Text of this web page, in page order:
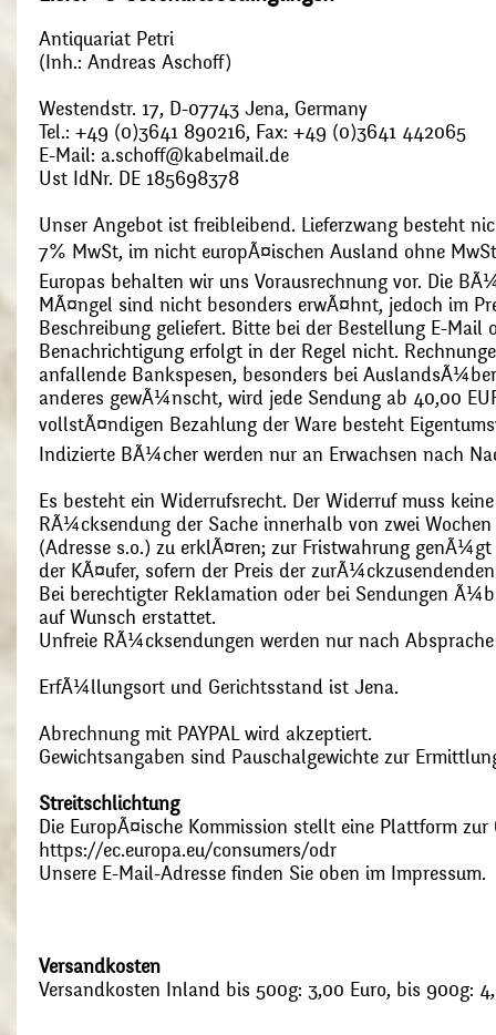
Antiquariat Petri
(Inh.: Andreas Aschoff)
Westendstr. 17, D-07743 Jena, Germany
Tel.: +49 (0)3641 890216, Fax: +49 (0)3641 442065
E-Mail: a.schoff@kabelmail.de
Ust IdNr. DE 185698378
Unser Angebot ist freibleibend. Lieferzwang besteht
7% MwSt, im nicht europÃ¤ischen Ausland ohne
Europas behalten wir uns Vorausrechnung vor. Die
MÃ¤ngel sind nicht besonders erwÃ¤hnt, jedoch im
Beschreibung geliefert. Bitte bei der Bestellung E-Mail
Benachrichtigung erfolgt in der Regel nicht.
anfallende Bankspesen, besonders bei
anderes gewÃ¼nscht, wird jede Sendung ab 40,00
vollstÃ¤ndigen Bezahlung der Ware besteht
Indizierte BÃ¼cher werden nur an Erwachsen nach
Es besteht ein Widerrufsrecht. Der Widerruf muss
RÃ¼cksendung der Sache innerhalb von zwei
(Adresse s.o.) zu erklÃ¤ren; zur Fristwahrung
der KÃ¤ufer, sofern der Preis der
Bei berechtigter Reklamation oder bei Sendungen
auf Wunsch erstattet.
Unfreie RÃ¼cksendungen werden nur nach
ErfÃ¼llungsort und Gerichtsstand ist Jena.
Abrechnung mit PAYPAL wird akzeptiert.
Gewichtsangaben sind Pauschalgewichte zur
Streitschlichtung
Die EuropÃ¤ische Kommission stellt eine Plattform
https://ec.europa.eu/consumers/odr
Unsere E-Mail-Adresse finden Sie oben im Impressum.
Versandkosten
Versandkosten Inland bis 500g: 3,00 Euro, bis 900g: